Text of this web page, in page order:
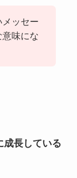
メッセー
意味にな
成長している